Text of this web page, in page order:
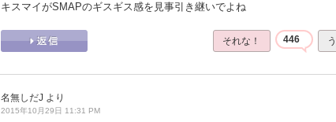
キスマイがSMAPのギスギス感を見事引き継いでよね
それな！ 446
名無しだJ より
2015年10月29日 11:31 PM